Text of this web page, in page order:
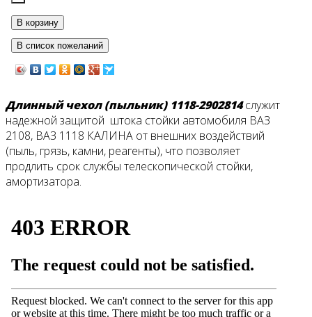
Длинный чехол (пыльник) 1118-2902814служит
надежной защитой штока стойки автомобиля ВАЗ
2108, ВАЗ 1118 КАЛИНА от внешних воздействий
(пыль, грязь, камни, реагенты), что позволяет
продлить срок службы телескопической стойки,
амортизатора.